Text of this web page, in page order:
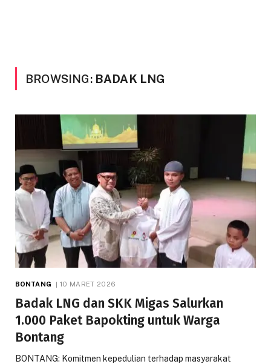
BROWSING: BADAK LNG
BONTANG 10 MARET 2026
Badak LNG dan SKK Migas Salurkan
1.000 Paket Bapokting untuk Warga
Bontang
BONTANG: Komitmen kepedulian terhadap masyarakat